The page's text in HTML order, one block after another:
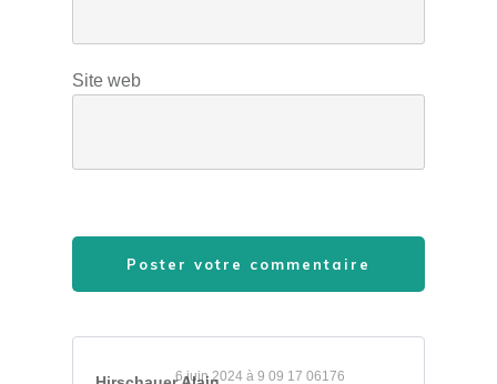
Site web
Poster votre commentaire
6 juin 2024 à 9 09 17 06176